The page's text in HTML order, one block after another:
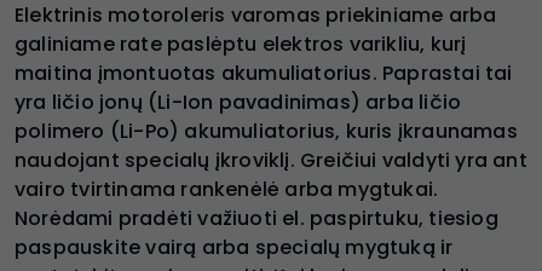
Elektrinis motoroleris varomas priekiniame arba
galiniame rate paslėptu elektros varikliu, kurį
maitina įmontuotas akumuliatorius. Paprastai tai
yra ličio jonų (Li-Ion pavadinimas) arba ličio
polimero (Li-Po) akumuliatorius, kuris įkraunamas
naudojant specialų įkroviklį. Greičiui valdyti yra ant
vairo tvirtinama rankenėlė arba mygtukai.
Norėdami pradėti važiuoti el. paspirtuku, tiesiog
paspauskite vairą arba specialų mygtuką ir